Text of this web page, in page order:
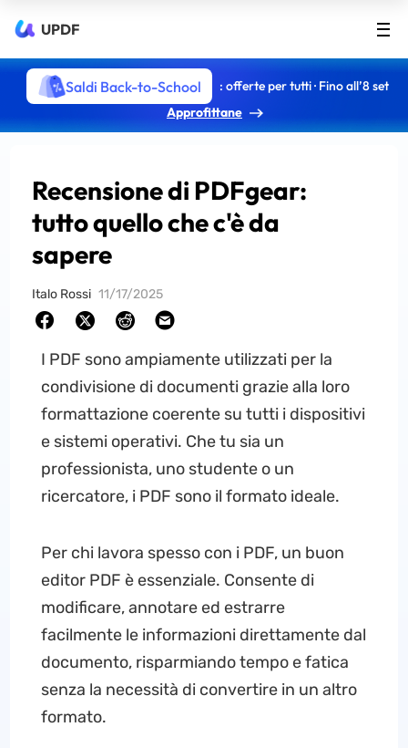
UPDF
Saldi Back-to-School
: offerte per tutti · Fino all’8 set
Approfittane
Recensione di PDFgear:
tutto quello che c'è da
sapere
Italo Rossi 11/17/2025
I PDF sono ampiamente utilizzati per la
condivisione di documenti grazie alla loro
formattazione coerente su tutti i dispositivi
e sistemi operativi. Che tu sia un
professionista, uno studente o un
ricercatore, i PDF sono il formato ideale.
Per chi lavora spesso con i PDF, un buon
editor PDF è essenziale. Consente di
modificare, annotare ed estrarre
facilmente le informazioni direttamente dal
documento, risparmiando tempo e fatica
senza la necessità di convertire in un altro
formato.